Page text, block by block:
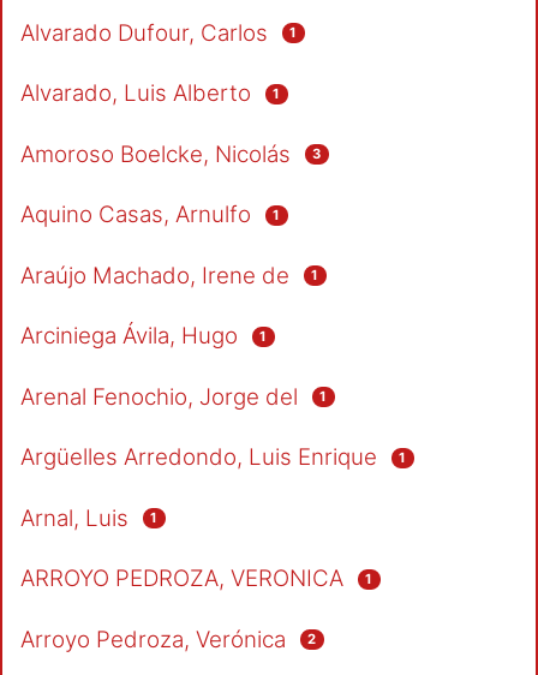
Alvarado Dufour, Carlos 1
Alvarado, Luis Alberto 1
Amoroso Boelcke, Nicolás 3
Aquino Casas, Arnulfo 1
Araújo Machado, Irene de 1
Arciniega Ávila, Hugo 1
Arenal Fenochio, Jorge del 1
Argüelles Arredondo, Luis Enrique 1
Arnal, Luis 1
ARROYO PEDROZA, VERONICA 1
Arroyo Pedroza, Verónica 2